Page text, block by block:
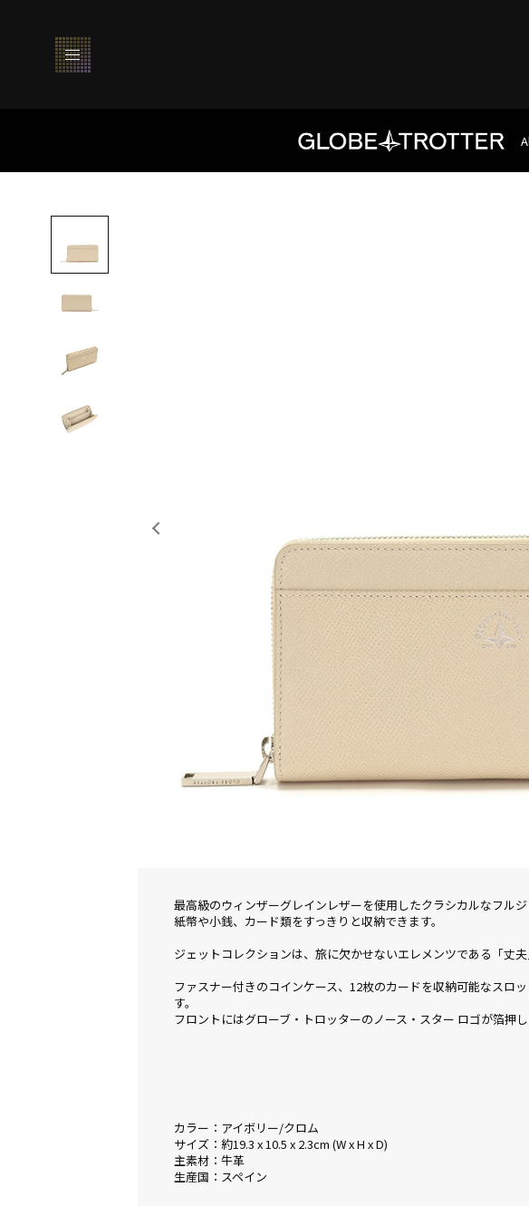
最高級のウィンザーグレインレザーを使用したクラシカルなフル
紙幣や小銭、カード類をすっきりと収納できます。
ジェットコレクションは、旅に欠かせないエレメンツである「丈
ファスナー付きのコインケース、12枚のカードを収納可能なスロ
す。
フロントにはグローブ・トロッターのノース・スター ロゴが箔押し
カラー：アイボリー/クロム
サイズ：約19.3 x 10.5 x 2.3cm (W x H x D)
主素材：牛革
生産国：スペイン